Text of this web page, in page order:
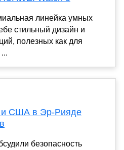
линейка умных
стильный дизайн и
полезных как для
и США в Эр-Рияде
безопасность